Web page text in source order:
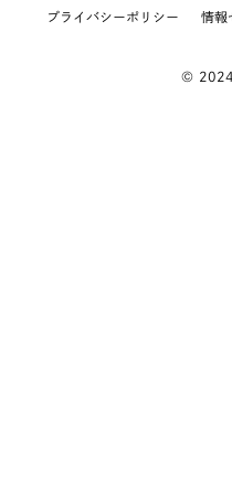
プライバシーポリシー 情報
© 2024